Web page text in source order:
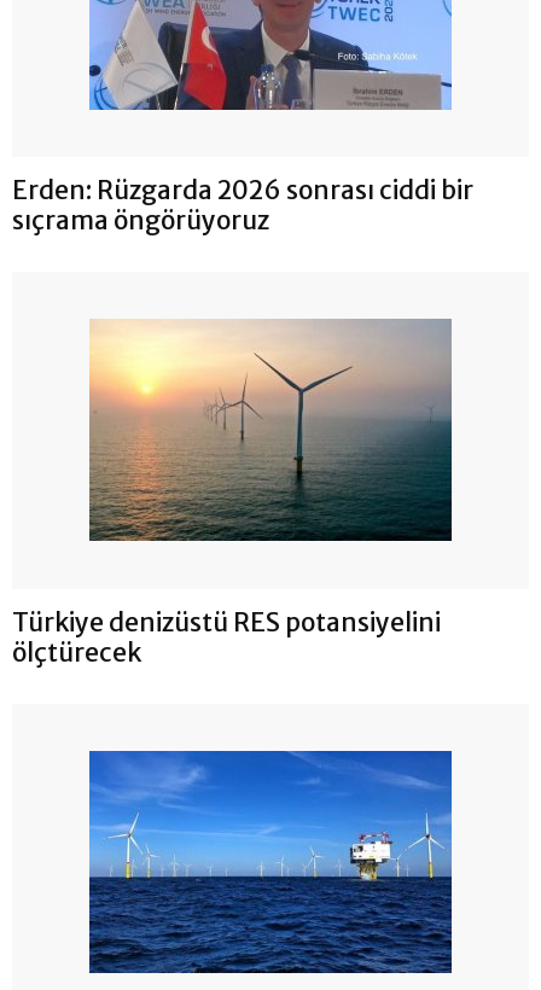
Erden: Rüzgarda 2026 sonrası ciddi bir
sıçrama öngörüyoruz
Türkiye denizüstü RES potansiyelini
ölçtürecek